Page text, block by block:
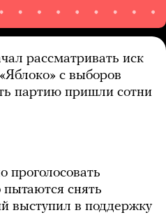
рассматривать иск
с выборов
партию пришли сотни
проголосовать
снять
выступил в поддержку